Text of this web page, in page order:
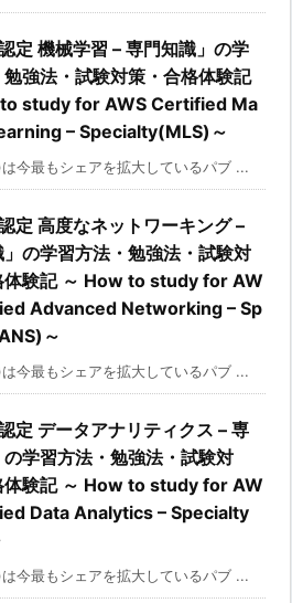
定 機械学習 – 専門知識」の学
強法・試験対策・合格体験記
to study for AWS Certified Ma
– Specialty(MLS)～
今最もシェアを拡大しているパブ ...
定 高度なネットワーキング –
の学習方法・勉強法・試験対
体験記 ～ How to study for AW
Advanced Networking – Sp
～
今最もシェアを拡大しているパブ ...
定 データアナリティクス – 専
の学習方法・勉強法・試験対
体験記 ～ How to study for AW
Data Analytics – Specialty
今最もシェアを拡大しているパブ ...